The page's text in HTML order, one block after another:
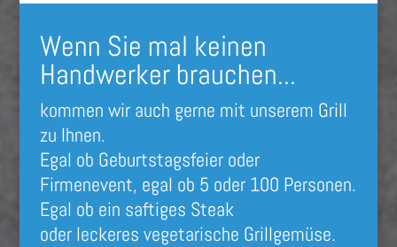
Wenn Sie mal keinen
Handwerker brauchen...
kommen wir auch gerne mit unserem Grill
zu Ihnen.
Egal ob Geburtstagsfeier oder
Firmenevent, egal ob 5 oder 100 Personen.
Egal ob ein saftiges Steak
oder leckeres vegetarische Grillgemüse.